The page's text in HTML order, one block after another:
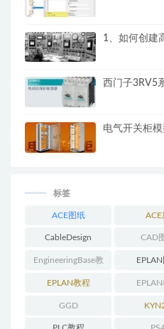
1、如何创建
西门子3RV5
电气开关柜模
标签
ACE图纸 ACE
CableDesign CAD
EngineeringBase教
程
EPLAN教程
GGD